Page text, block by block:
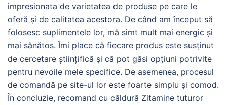
impresionata de varietatea de produse pe care le
oferă și de calitatea acestora. De când am început să
folosesc suplimentele lor, mă simt mult mai energic și
mai sănătos. Îmi place că fiecare produs este susținut
de cercetare științifică și că pot găsi opțiuni potrivite
pentru nevoile mele specifice. De asemenea, procesul
de comandă pe site-ul lor este foarte simplu și comod.
În concluzie, recomand cu căldură Zitamine tuturor